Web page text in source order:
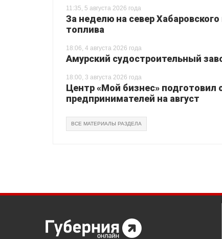
11:35, 5 августа 2026 года
За неделю на север
топлива
18:06, 4 августа 2026 года
Амурский судостроительный
18:00, 3 августа 2026 года
Центр «Мой бизнес» подготовил
предпринимателей на август
ВСЕ МАТЕРИАЛЫ РАЗДЕЛА